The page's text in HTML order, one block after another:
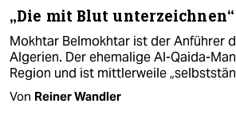
„Die mit Blut unterzeichnen“
Mokhtar Belmokhtar ist der Anführer
Algerien. Der ehemalige Al-Qaida-
Region und ist mittlerweile
Von Reiner Wandler